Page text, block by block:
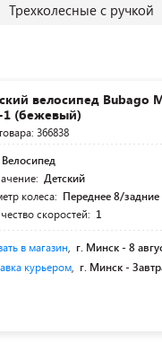
Трехколесные с ручкой
велосипед Bubago
1 (бежевый)
366838
Велосипед
Детский
колеса: Переднее 8/задние
скоростей: 1
в магазин г. Минск -8
курьером г. Минск -